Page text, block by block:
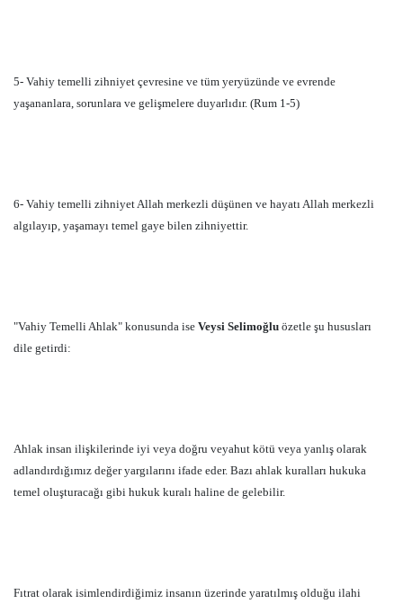
5- Vahiy temelli zihniyet çevresine ve tüm yeryüzünde ve evrende
yaşananlara, sorunlara ve gelişmelere duyarlıdır. (Rum 1-5)
6- Vahiy temelli zihniyet Allah merkezli düşünen ve hayatı Allah merkezli
algılayıp, yaşamayı temel gaye bilen zihniyettir.
"Vahiy Temelli Ahlak" konusunda ise Veysi Selimoğlu özetle şu hususları
dile getirdi:
Ahlak insan ilişkilerinde iyi veya doğru veyahut kötü veya yanlış olarak
adlandırdığımız değer yargılarını ifade eder. Bazı ahlak kuralları hukuka
temel oluşturacağı gibi hukuk kuralı haline de gelebilir.
Fıtrat olarak isimlendirdiğimiz insanın üzerinde yaratılmış olduğu ilahi